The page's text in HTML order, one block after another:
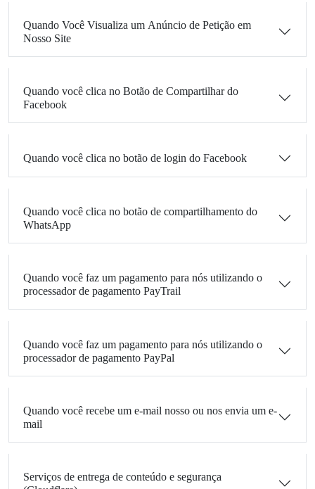
Quando Você Visualiza um Anúncio de Petição em
Nosso Site
Quando você clica no Botão de Compartilhar do
Facebook
Quando você clica no botão de login do Facebook
Quando você clica no botão de compartilhamento do
WhatsApp
Quando você faz um pagamento para nós utilizando o
processador de pagamento PayTrail
Quando você faz um pagamento para nós utilizando o
processador de pagamento PayPal
Quando você recebe um e-mail nosso ou nos envia um e-
mail
Serviços de entrega de conteúdo e segurança